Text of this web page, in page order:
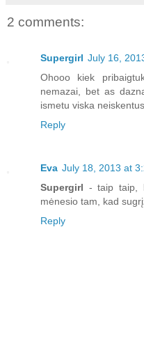
2 comments:
Supergirl July 16,
Ohooo kiek
nemazai, bet as
ismetu viska
Reply
Eva July 18, 2013 at
Supergirl - taip taip,
mėnesio tam, kad
Reply